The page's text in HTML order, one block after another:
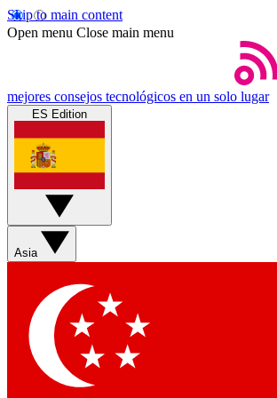
Skip to main content
Open menu Close main menu
mejores consejos tecnológicos en un solo lugar
ES Edition
Asia